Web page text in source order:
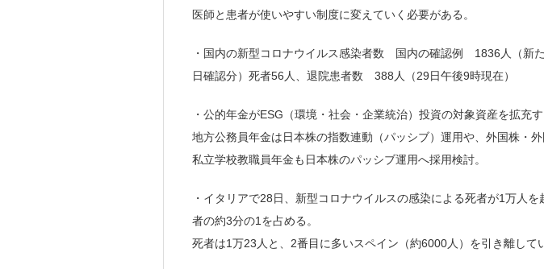
医師と患者が使いやすい制度に変えていく必要がある。
・国内の新型コロナウイルス感染者数 国内の確認例 1836人（新
日確認分）死者56人、退院患者数 388人（29日午後9時現在）
・公的年金がESG（環境・社会・企業統治）投資の対象資産を拡充す
地方公務員年金は日本株の指数連動（パッシブ）運用や、外国株・外
私立学校教職員年金も日本株のパッシブ運用へ採用検討。
・イタリアで28日、新型コロナウイルスの感染による死者が1万人
者の約3分の1を占める。
死者は1万23人と、2番目に多いスペイン（約6000人）を引き離して